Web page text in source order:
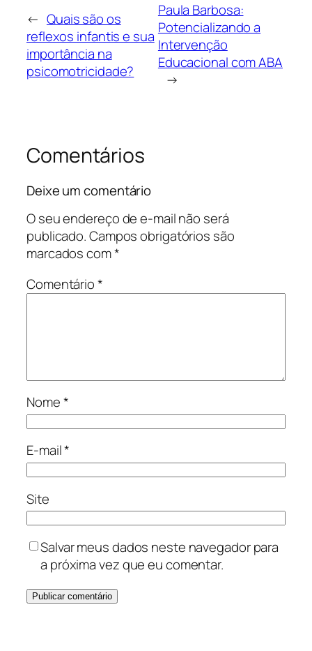
← Quais são os
reflexos infantis e sua
importância na
psicomotricidade?
Paula Barbosa:
Potencializando a
Intervenção
Educacional com ABA
→
Comentários
Deixe um comentário
O seu endereço de e-mail não será
publicado.Campos obrigatórios são
marcados com*
Comentário*
Nome*
E-mail*
Site
Salvar meus dados neste navegador para
a próxima vez que eu comentar.